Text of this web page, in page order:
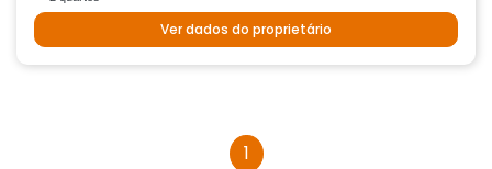
Ver dados do proprietário
1